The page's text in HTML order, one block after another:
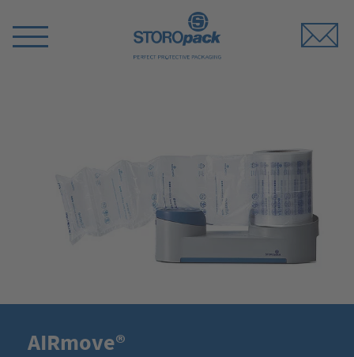
Switch
AIRmove®